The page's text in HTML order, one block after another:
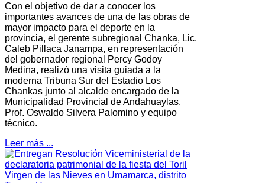
Con el objetivo de dar a conocer los
importantes avances de una de las obras de
mayor impacto para el deporte en la
provincia, el gerente subregional Chanka, Lic.
Caleb Pillaca Janampa, en representación
del gobernador regional Percy Godoy
Medina, realizó una visita guiada a la
moderna Tribuna Sur del Estadio Los
Chankas junto al alcalde encargado de la
Municipalidad Provincial de Andahuaylas.
Prof. Oswaldo Silvera Palomino y equipo
técnico.
Leer más ...